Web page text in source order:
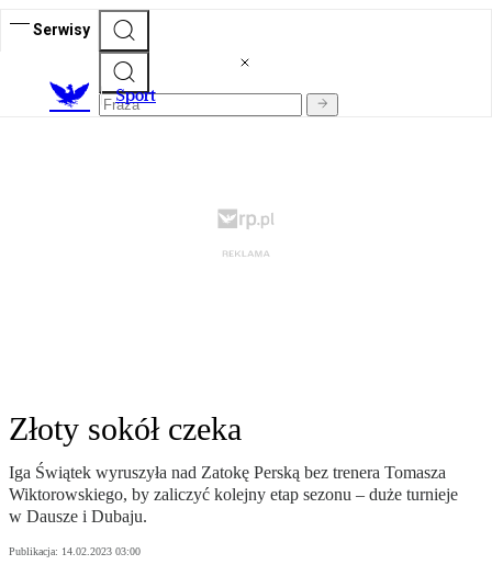
Serwisy
Sport
Złoty sokół czeka
Iga Świątek wyruszyła nad Zatokę Perską bez trenera Tomasza
Wiktorowskiego, by zaliczyć kolejny etap sezonu – duże turnieje
w Dausze i Dubaju.
Publikacja: 14.02.2023 03:00